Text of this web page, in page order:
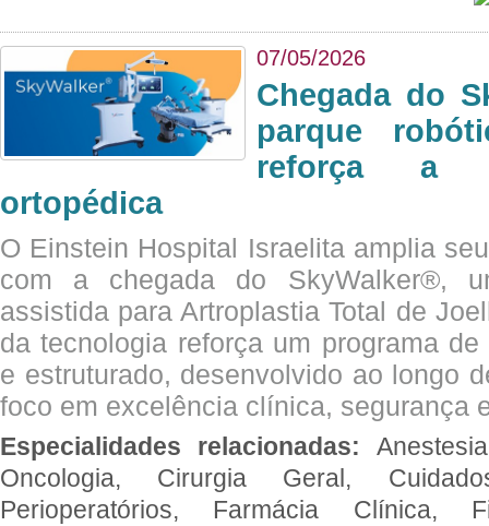
07/05/2026
Chegada do
parque
reforça a
ortopédica
O Einstein Hospital Israelita amplia
com a chegada do SkyWalker®,
assistida para Artroplastia Total de
da tecnologia reforça um programa
e estruturado, desenvolvido ao longo
foco em excelência clínica, segurança
Especialidades relacionadas:
Oncologia, Cirurgia Geral,
Perioperatórios, Farmácia Clínica,